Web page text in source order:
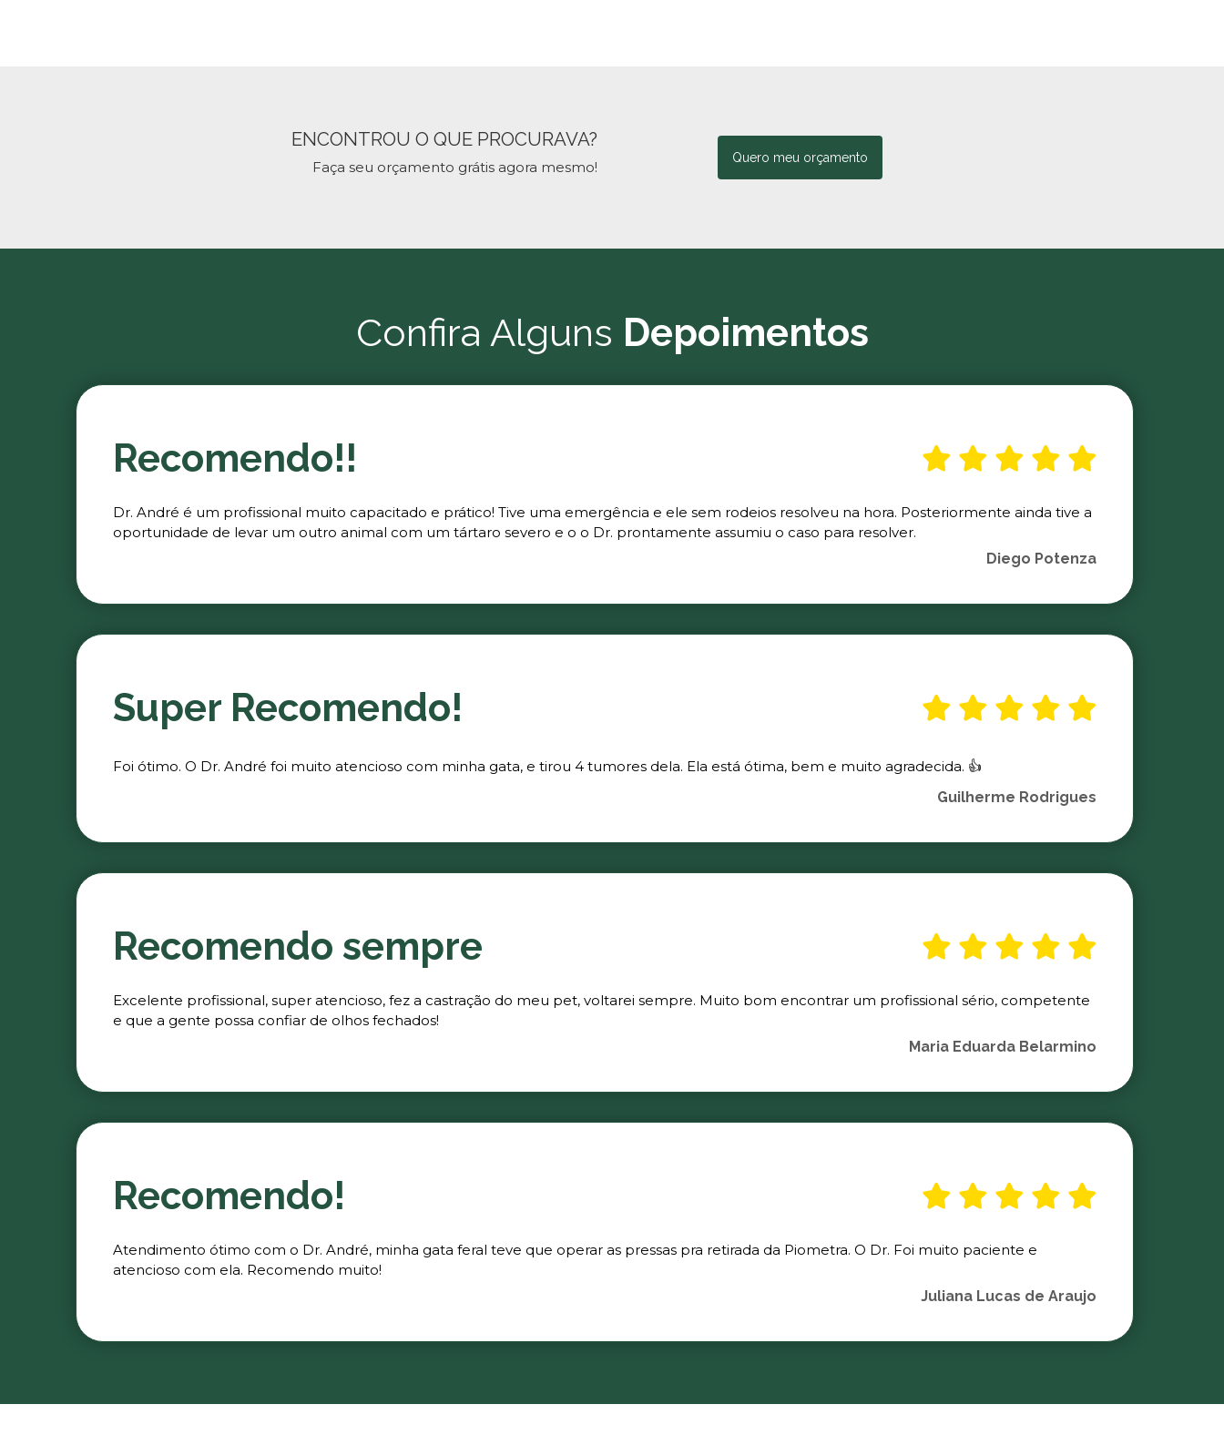
ENCONTROU O QUE PROCURAVA?
Faça seu orçamento grátis agora mesmo!
Quero meu orçamento
Confira Alguns Depoimentos
Recomendo!!
Dr. André é um profissional muito capacitado e prático! Tive uma emergência e ele sem rodeios resolveu na hora. Posteriormente ainda tive a
oportunidade de levar um outro animal com um tártaro severo e o o Dr. prontamente assumiu o caso para resolver.
Diego Potenza
Super Recomendo!
Foi ótimo. O Dr. André foi muito atencioso com minha gata, e tirou 4 tumores dela. Ela está ótima, bem e muito agradecida. 👍
Guilherme Rodrigues
Recomendo sempre
Excelente profissional, super atencioso, fez a castração do meu pet, voltarei sempre. Muito bom encontrar um profissional sério, competente
e que a gente possa confiar de olhos fechados!
Maria Eduarda Belarmino
Recomendo!
Atendimento ótimo com o Dr. André, minha gata feral teve que operar as pressas pra retirada da Piometra. O Dr. Foi muito paciente e
atencioso com ela. Recomendo muito!
Juliana Lucas de Araujo